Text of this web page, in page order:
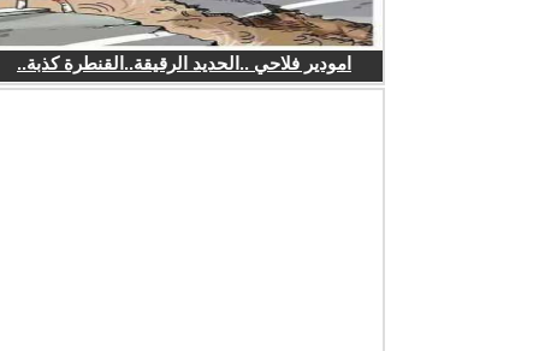
امودير فلاحي ..الحديد الرقيقة..القنطرة كذبة..